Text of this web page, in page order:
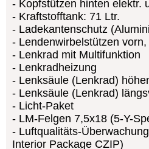
Kopfstützen hinten elektr.
Kraftstofftank: 71 Ltr.
Ladekantenschutz
Lendenwirbelstützen
Lenkrad mit Multifunktion
Lenkradheizung
Lenksäule (Lenkrad)
Lenksäule (Lenkrad)
Licht-Paket
LM-Felgen 7,5x18 (5-Y-
Luftqualitäts-
Interior Package CZIP)